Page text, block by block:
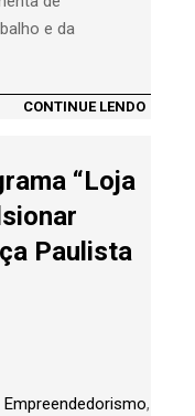
e da
CONTINUE LENDO
“Loja
Paulista
Empreendedorismo,